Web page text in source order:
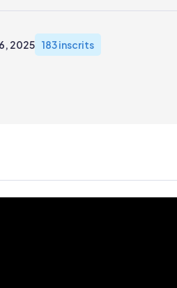
2025 183 inscrits